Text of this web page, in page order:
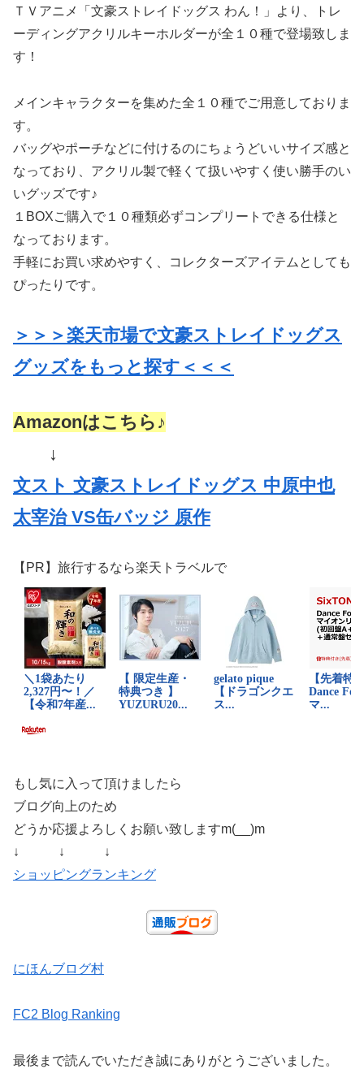
ＴＶアニメ「文豪ストレイドッグス わん！」より、トレ
ーディングアクリルキーホルダーが全１０種で登場致しま
す！
メインキャラクターを集めた全１０種でご用意しておりま
す。
バッグやポーチなどに付けるのにちょうどいいサイズ感と
なっており、アクリル製で軽くて扱いやすく使い勝手のい
いグッズです♪
１BOXご購入で１０種類必ずコンプリートできる仕様と
なっております。
手軽にお買い求めやすく、コレクターズアイテムとしても
ぴったりです。
＞＞＞楽天市場で文豪ストレイドッグス
グッズをもっと探す＜＜＜
Amazonはこちら♪
↓
文スト 文豪ストレイドッグス 中原中也
太宰治 VS缶バッジ 原作
【PR】旅行するなら楽天トラベルで
もし気に入って頂けましたら
ブログ向上のため
どうか応援よろしくお願い致しますm(__)m
↓ ↓ ↓
ショッピングランキング
にほんブログ村
FC2 Blog Ranking
最後まで読んでいただき誠にありがとうございました。